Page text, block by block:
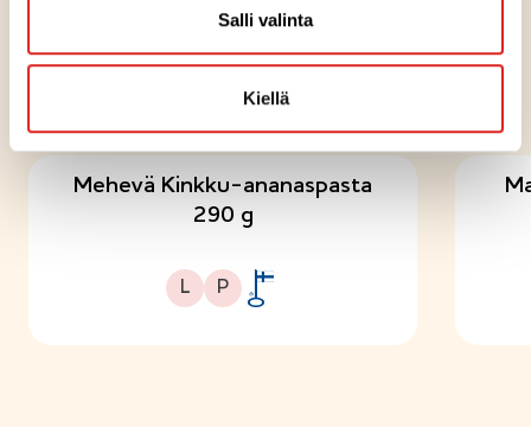
Salli valinta
Kiellä
KOKEILE MYÖS NÄITÄ
Mehevä Kinkku-ananaspasta
290 g
L P
Proteiinipitoinen
A